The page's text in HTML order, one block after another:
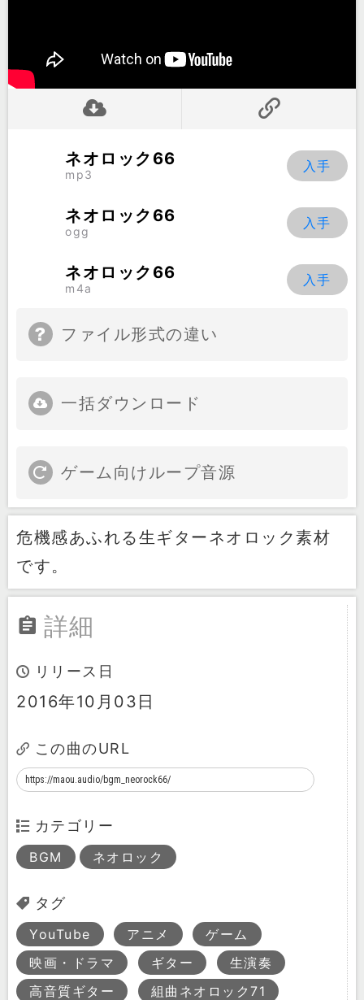
ネオロック66
mp3
ネオロック66
ogg
ネオロック66
m4a
ファイル形式の違い
一括ダウンロード
ゲーム向けループ音源
危機感あふれる生ギターネオロック素材
です。
詳細
リリース日
2016年10月03日
この曲のURL
カテゴリー
BGM ネオロック
タグ
YouTube アニメ
ゲーム
映画・ドラマ
ギター
生演奏
高音質ギター
組曲ネオロック71